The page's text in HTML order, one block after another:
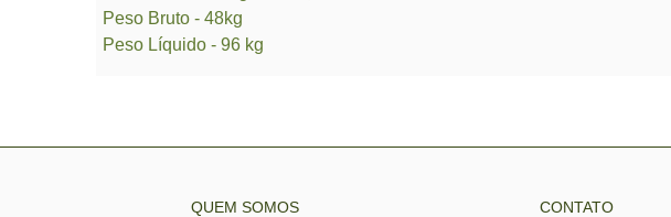
Peso Bruto - 48kg
Peso Líquido - 96 kg
QUEM SOMOS CONTATO